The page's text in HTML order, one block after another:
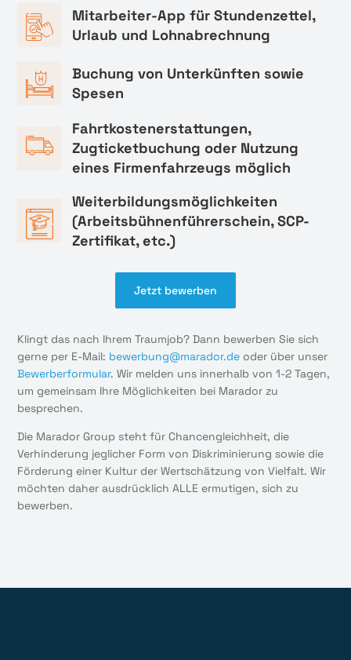
Mitarbeiter-App für Stundenzettel,
Urlaub und Lohnabrechnung
Buchung von Unterkünften sowie
Spesen
Fahrtkostenerstattungen,
Zugticketbuchung oder Nutzung
eines Firmenfahrzeugs möglich
Weiterbildungsmöglichkeiten
(Arbeitsbühnenführerschein, SCP-
Zertifikat, etc.)
Jetzt bewerben
Klingt das nach Ihrem Traumjob? Dann bewerben Sie sich
gerne per E-Mail: bewerbung@marador.de oder über unser
Bewerberformular. Wir melden uns innerhalb von 1-2 Tagen,
um gemeinsam Ihre Möglichkeiten bei Marador zu
besprechen.
Die Marador Group steht für Chancengleichheit, die
Verhinderung jeglicher Form von Diskriminierung sowie die
Förderung einer Kultur der Wertschätzung von Vielfalt. Wir
möchten daher ausdrücklich ALLE ermutigen, sich zu
bewerben.